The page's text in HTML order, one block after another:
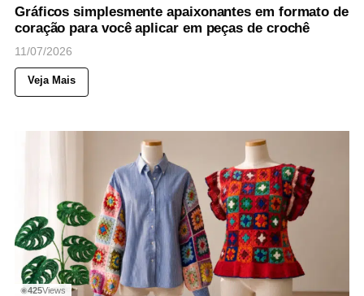
Gráficos simplesmente apaixonantes em formato de
coração para você aplicar em peças de crochê
11/07/2026
Veja Mais
◉425Views